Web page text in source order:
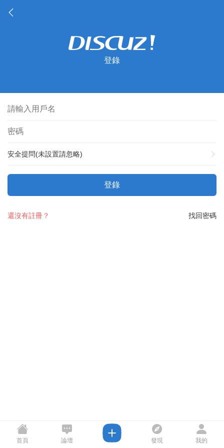
登錄
安全提問(未設置請忽略)
登錄
找回密碼
還沒有註冊？
首頁 論壇 發現 我的